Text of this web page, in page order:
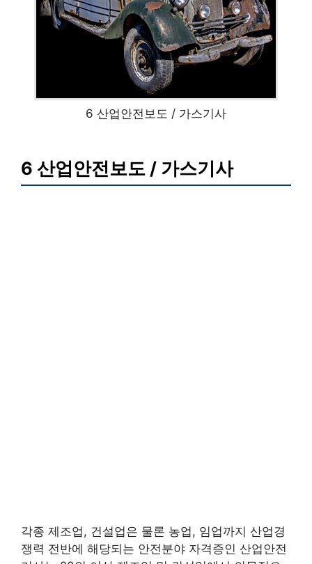
6 산업안전보도 / 가스기사
6 산업안전보도 / 가스기사
각종 제조업, 건설업은 물론 농업, 임업까지 산업경
쟁력 전반에 해당되는 안전분야 자격증인 산업안전